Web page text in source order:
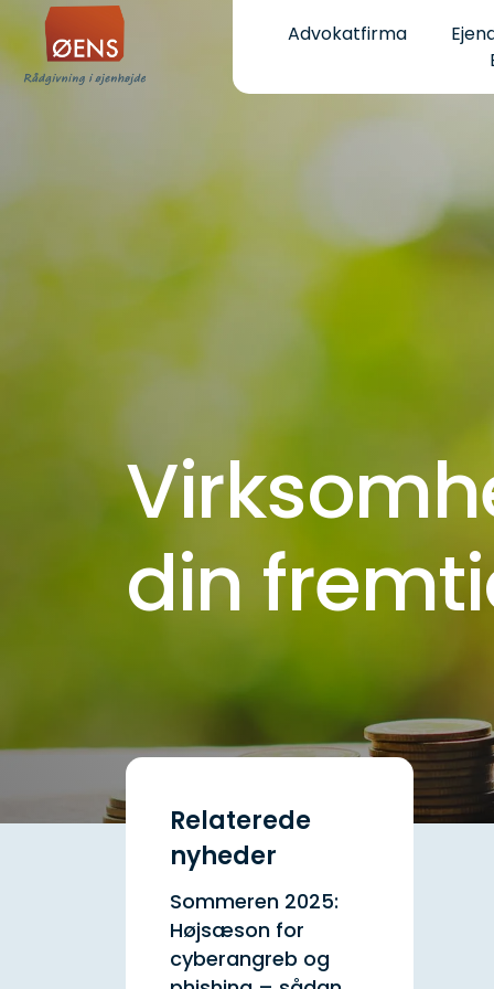
content
Advokatfirma
din
Relaterede
nyheder
Sommeren 2025:
Højsæson for
cyberangreb og